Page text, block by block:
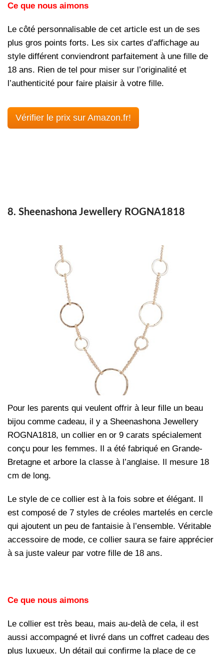
Ce que nous aimons
Le côté personnalisable de cet article est un de ses
plus gros points forts. Les six cartes d’affichage au
style différent conviendront parfaitement à une fille de
18 ans. Rien de tel pour miser sur l’originalité et
l’authenticité pour faire plaisir à votre fille.
Vérifier le prix sur Amazon.fr!
8. Sheenashona Jewellery ROGNA1818
Pour les parents qui veulent offrir à leur fille un beau
bijou comme cadeau, il y a Sheenashona Jewellery
ROGNA1818, un collier en or 9 carats spécialement
conçu pour les femmes. Il a été fabriqué en Grande-
Bretagne et arbore la classe à l’anglaise. Il mesure 18
cm de long.
Le style de ce collier est à la fois sobre et élégant. Il
est composé de 7 styles de créoles martelés en cercle
qui ajoutent un peu de fantaisie à l’ensemble. Véritable
accessoire de mode, ce collier saura se faire apprécier
à sa juste valeur par votre fille de 18 ans.
Ce que nous aimons
Le collier est très beau, mais au-delà de cela, il est
aussi accompagné et livré dans un coffret cadeau des
plus luxueux. Un détail qui confirme la place de ce